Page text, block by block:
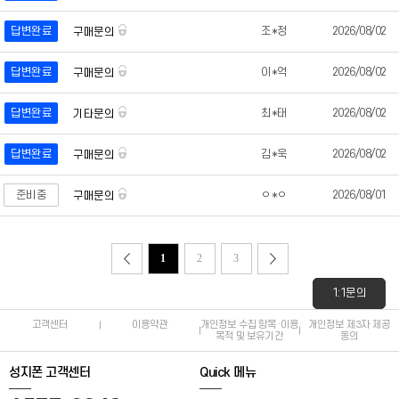
답변완료 구매문의 조*정 2026/08/02
답변완료 구매문의 이*억 2026/08/02
답변완료 기타문의 최*태 2026/08/02
답변완료 구매문의 김*욱 2026/08/02
준비중 구매문의 ㅇ*ㅇ 2026/08/01
1 2 3
1:1문의
고객센터 이용약관
개인정보 수집 항목·이용
목적 및 보유기간
개인정보 제3자 제공
동의
성지폰 고객센터 Quick 메뉴